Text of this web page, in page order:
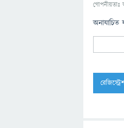
গোপনীয়তাঃ
অনাযাচিত